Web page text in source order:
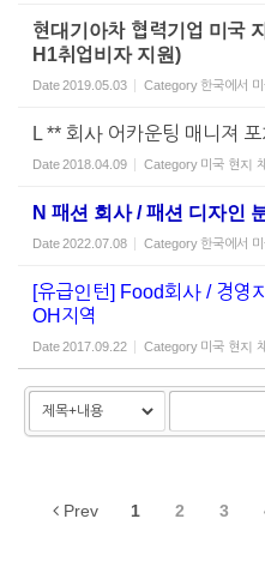
현대기아차 협력기업 미국
H1취업비자 지원)
Date2019.05.03 Category 한국에서
L ** 회사 어카운팅 매니져
Date2018.04.09 Category 미국 현지
N 패션 회사 / 패션 디자인
Date2022.07.08 Category 한국에서
[유급인턴] Food회사 / 경영
OH지역
Date2017.09.22 Category 미국 현지
Prev 1 2 3